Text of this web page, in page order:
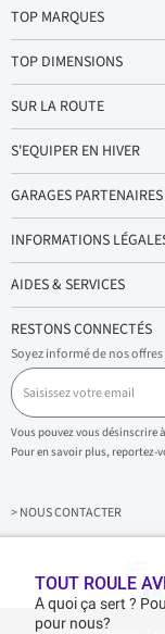
TOP MARQUES
TOP DIMENSIONS
SUR LA ROUTE
S'EQUIPER EN HIVER
GARAGES PARTENAIRES
INFORMATIONS
AIDES & SERVICES
RESTONS CONNECTÉS
Soyez informé de nos
S
a
i
s
i
s
z
v
Vous pouvez vous désinscrire
Pour en savoir plus, reportez-
> NOUS CONTACTER
TOUT ROULE
A quoi ça sert ?
pour nous?